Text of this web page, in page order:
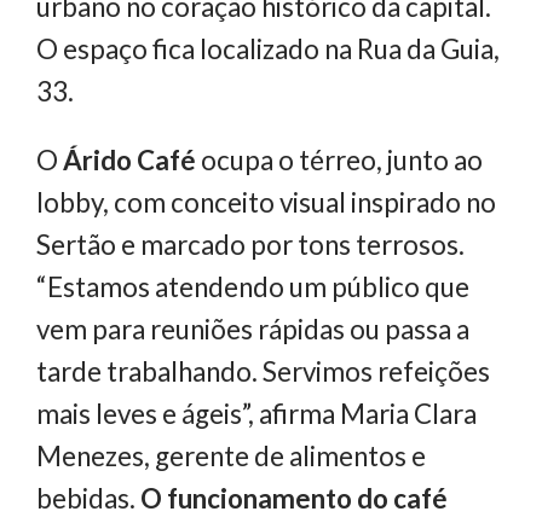
O espaço fica localizado na Rua da Guia,
33.
OÁrido Café ocupa o térreo, junto ao
lobby, com conceito visual inspirado no
Sertão e marcado por tons terrosos.
“Estamos atendendo um público que
vem para reuniões rápidas ou passa a
tarde trabalhando. Servimos refeições
mais leves e ágeis”, afirma Maria Clara
Menezes, gerente de alimentos e
bebidas. O funcionamento do café